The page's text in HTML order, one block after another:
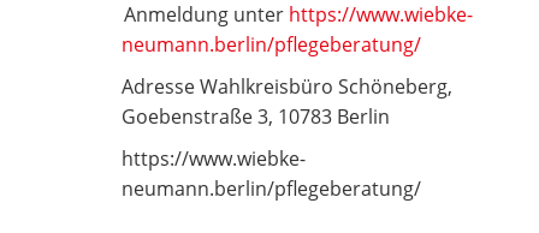
Anmeldung unter https://www.wiebke-
neumann.berlin/pflegeberatung/
Adresse Wahlkreisbüro Schöneberg,
Goebenstraße 3, 10783 Berlin
https://www.wiebke-
neumann.berlin/pflegeberatung/